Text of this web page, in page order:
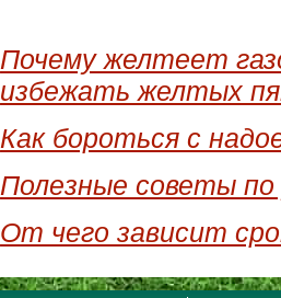
Почему желтеет
избежать желтых
Как бороться с
Полезные советы по
От чего зависит